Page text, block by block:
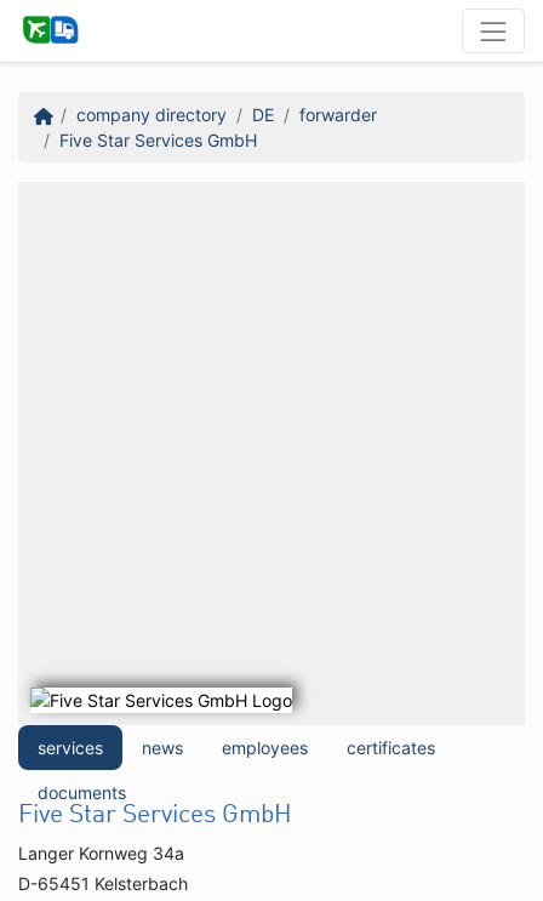
company directory DE
forwarder
Five Star Services GmbH
services news employees certificates
documents
Five Star Services GmbH
Langer Kornweg 34a
D-65451 Kelsterbach